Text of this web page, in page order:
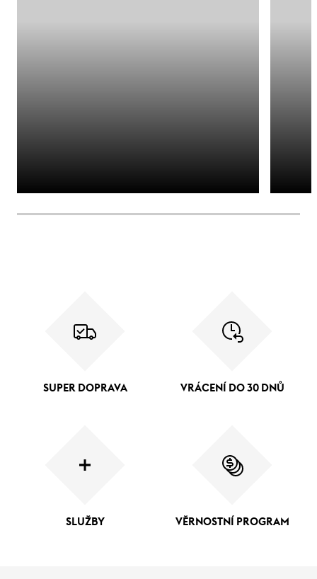
SUPER DOPRAVA VRÁCENÍ DO 30 DNŮ
SLUŽBY VĚRNOSTNÍ PROGRAM